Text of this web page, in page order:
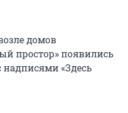
домов
простор» появились
«Здесь